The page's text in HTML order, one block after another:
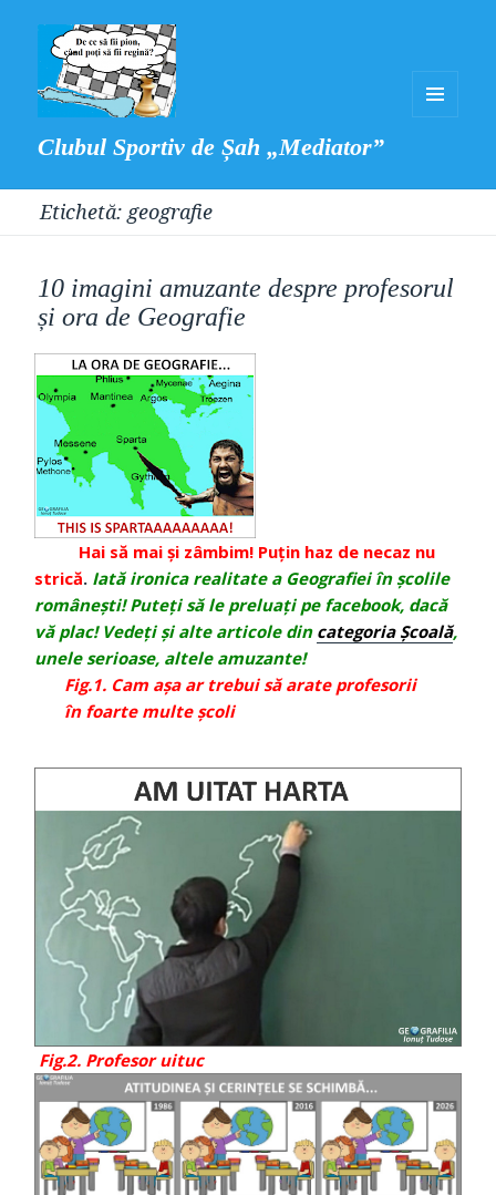
Clubul Sportiv de Șah „Mediator”
Etichetă: geografie
10 imagini amuzante despre profesorul
și ora de Geografie
Hai să mai și zâmbim! Puțin haz de necaz nu
strică. Iată ironica realitate a Geografiei în școlile
românești! Puteți să le preluați pe facebook, dacă
vă plac! Vedeți și alte articole din categoria Școală,
unele serioase, altele amuzante!
Fig.1. Cam așa ar trebui să arate profesorii
în foarte multe școli
Fig.2. Profesor uituc